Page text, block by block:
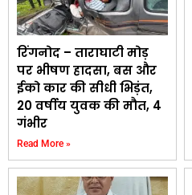
रिंगनोद – ताराघाटी मोड़
पर भीषण हादसा, बस और
ईको कार की सीधी भिड़ंत,
20 वर्षीय युवक की मौत, 4
गंभीर
Read More »